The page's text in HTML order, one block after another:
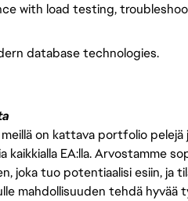
with load testing,
database technologies.
on kattava portfolio pelejä
kaikkialla EA:lla. Arvostamme
joka tuo potentiaalisi esiin, ja
mahdollisuuden tehdä hyvää